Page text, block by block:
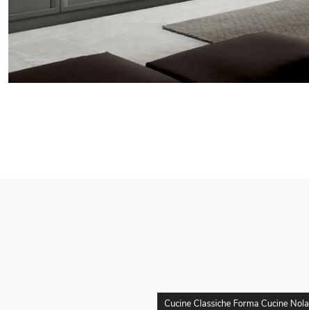
Cucine Classiche Forma Cucine Nola